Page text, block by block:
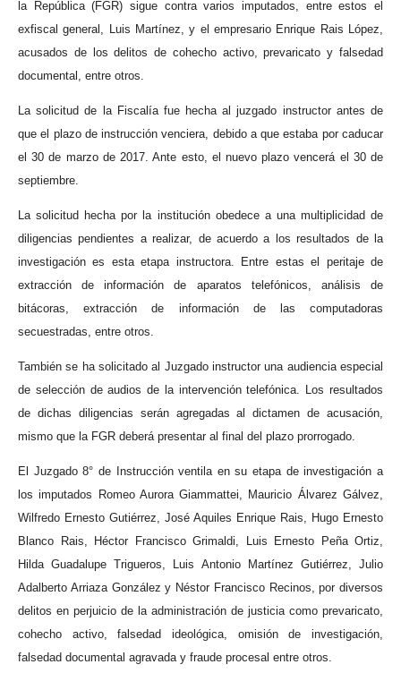
la República (FGR) sigue contra varios imputados, entre estos el
exfiscal general, Luis Martínez, y el empresario Enrique Rais López,
acusados de los delitos de cohecho activo, prevaricato y falsedad
documental, entre otros.
La solicitud de la Fiscalía fue hecha al juzgado instructor antes de
que el plazo de instrucción venciera, debido a que estaba por caducar
el 30 de marzo de 2017. Ante esto, el nuevo plazo vencerá el 30 de
septiembre.
La solicitud hecha por la institución obedece a una multiplicidad de
diligencias pendientes a realizar, de acuerdo a los resultados de la
investigación es esta etapa instructora. Entre estas el peritaje de
extracción de información de aparatos telefónicos, análisis de
bitácoras, extracción de información de las computadoras
secuestradas, entre otros.
También se ha solicitado al Juzgado instructor una audiencia especial
de selección de audios de la intervención telefónica. Los resultados
de dichas diligencias serán agregadas al dictamen de acusación,
mismo que la FGR deberá presentar al final del plazo prorrogado.
El Juzgado 8° de Instrucción ventila en su etapa de investigación a
los imputados Romeo Aurora Giammattei, Mauricio Álvarez Gálvez,
Wilfredo Ernesto Gutiérrez, José Aquiles Enrique Rais, Hugo Ernesto
Blanco Rais, Héctor Francisco Grimaldi, Luis Ernesto Peña Ortiz,
Hilda Guadalupe Trigueros, Luis Antonio Martínez Gutiérrez, Julio
Adalberto Arriaza González y Néstor Francisco Recinos, por diversos
delitos en perjuicio de la administración de justicia como prevaricato,
cohecho activo, falsedad ideológica, omisión de investigación,
falsedad documental agravada y fraude procesal entre otros.